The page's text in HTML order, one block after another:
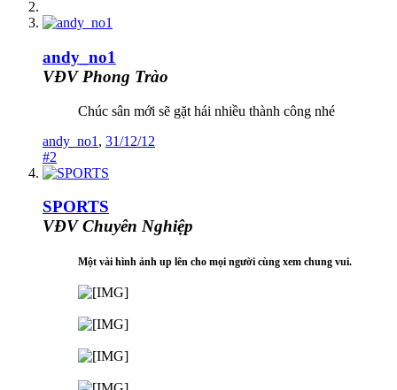
andy_no1
VĐV Phong Trào
Chúc sân mới sẽ gặt hái nhiều thành công nhé
andy_no1 , 31/12/12
#2
SPORTS
VĐV Chuyên Nghiệp
Một vài hình ảnh up lên cho mọi người cùng xem chung vui.